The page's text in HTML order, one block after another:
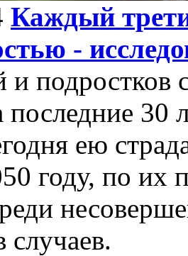
Каждый
-
и подростков
последние 30
ею
году, по их